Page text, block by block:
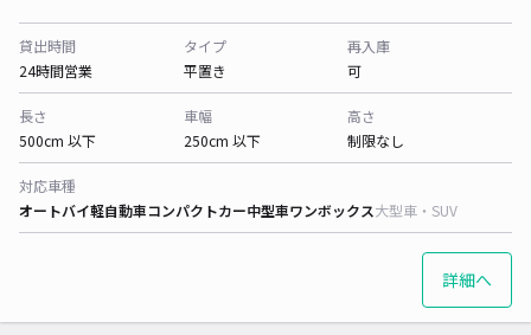
貸出時間
24時間営業
タイプ
平置き
再入庫
可
長さ
500cm 以下
車幅
250cm 以下
高さ
制限なし
対応車種
オートバイ軽自動車コンパクトカー中型車ワンボックス大型車・SUV
詳細へ